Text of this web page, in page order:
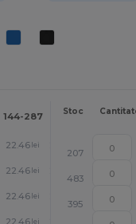
144-287 288 +
Mai
Stoc
22.46 lei
207
22.46 lei
483
22.46 lei
395
lei